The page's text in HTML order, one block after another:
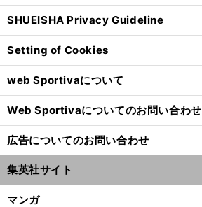
SHUEISHA Privacy Guideline
Setting of Cookies
web Sportivaについて
Web Sportivaについてのお問い合わせ
広告についてのお問い合わせ
集英社サイト
マンガ